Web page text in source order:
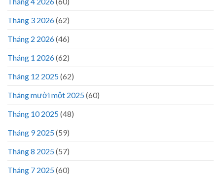
Tháng 3 2026(62)
Tháng 2 2026(46)
Tháng 1 2026(62)
Tháng 12 2025(62)
Tháng mười một 2025(60)
Tháng 10 2025(48)
Tháng 9 2025(59)
Tháng 8 2025(57)
Tháng 7 2025(60)